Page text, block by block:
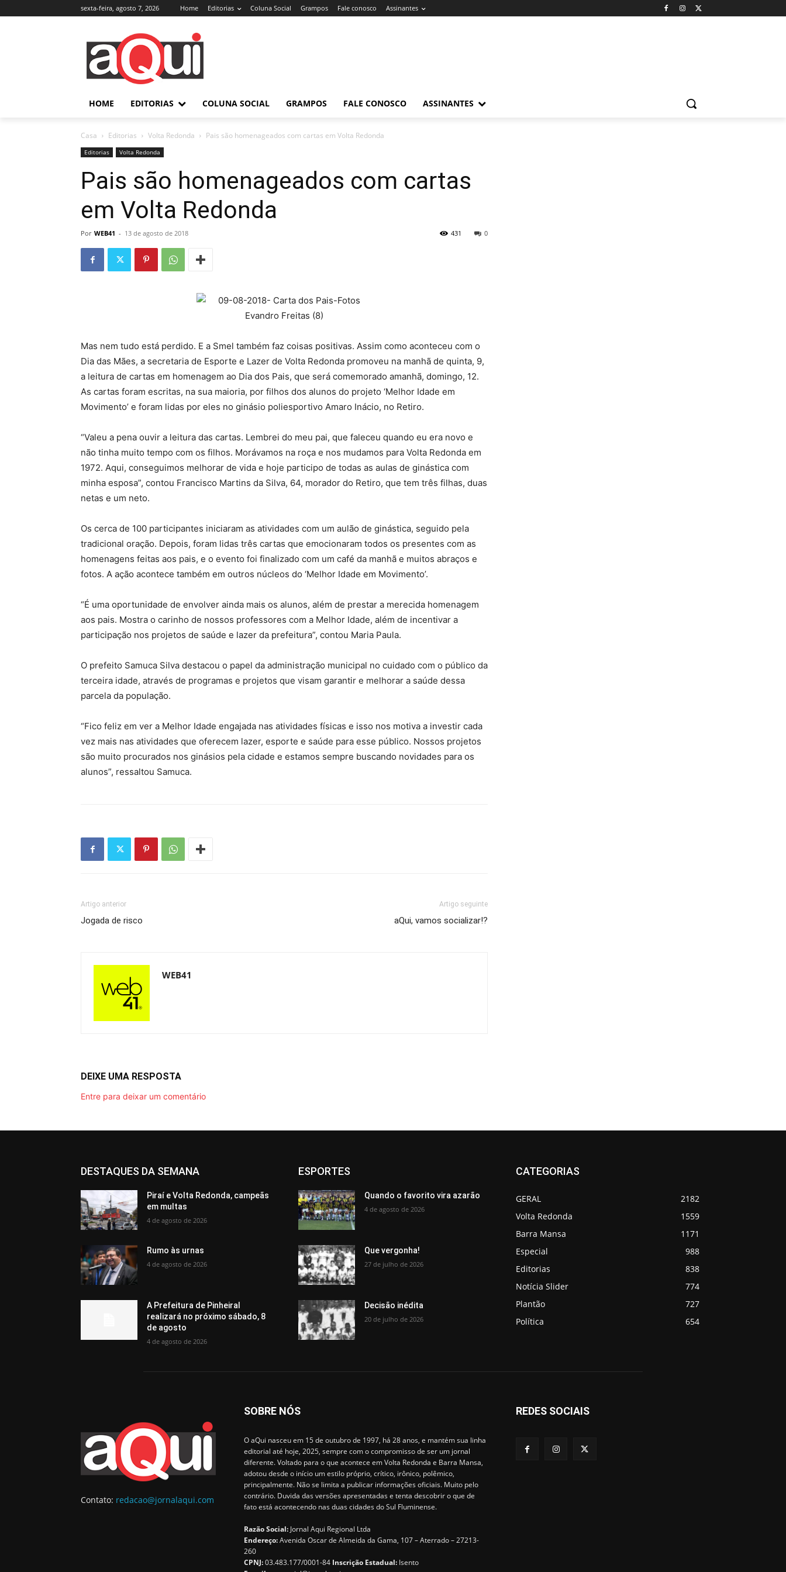
sexta-feira, agosto 7, 2026 Home Editorias Coluna Social Grampos Fale conosco Assinantes
HOME EDITORIAS COLUNA SOCIAL GRAMPOS FALE CONOSCO ASSINANTES
Casa Editorias Volta Redonda Pais são homenageados com cartas em Volta Redonda
Editorias Volta Redonda
Pais são homenageados com cartas
em Volta Redonda
Por WEB41 - 13 de agosto de 2018 0
431
Mas nem tudo está perdido. E a Smel também faz coisas positivas. Assim como aconteceu com o
Dia das Mães, a secretaria de Esporte e Lazer de Volta Redonda promoveu na manhã de quinta, 9,
a leitura de cartas em homenagem ao Dia dos Pais, que será comemorado amanhã, domingo, 12.
As cartas foram escritas, na sua maioria, por filhos dos alunos do projeto ‘Melhor Idade em
Movimento’ e foram lidas por eles no ginásio poliesportivo Amaro Inácio, no Retiro.
“Valeu a pena ouvir a leitura das cartas. Lembrei do meu pai, que faleceu quando eu era novo e
não tinha muito tempo com os filhos. Morávamos na roça e nos mudamos para Volta Redonda em
1972. Aqui, conseguimos melhorar de vida e hoje participo de todas as aulas de ginástica com
minha esposa”, contou Francisco Martins da Silva, 64, morador do Retiro, que tem três filhas, duas
netas e um neto.
Os cerca de 100 participantes iniciaram as atividades com um aulão de ginástica, seguido pela
tradicional oração. Depois, foram lidas três cartas que emocionaram todos os presentes com as
homenagens feitas aos pais, e o evento foi finalizado com um café da manhã e muitos abraços e
fotos. A ação acontece também em outros núcleos do ‘Melhor Idade em Movimento’.
“É uma oportunidade de envolver ainda mais os alunos, além de prestar a merecida homenagem
aos pais. Mostra o carinho de nossos professores com a Melhor Idade, além de incentivar a
participação nos projetos de saúde e lazer da prefeitura”, contou Maria Paula.
O prefeito Samuca Silva destacou o papel da administração municipal no cuidado com o público da
terceira idade, através de programas e projetos que visam garantir e melhorar a saúde dessa
parcela da população.
“Fico feliz em ver a Melhor Idade engajada nas atividades físicas e isso nos motiva a investir cada
vez mais nas atividades que oferecem lazer, esporte e saúde para esse público. Nossos projetos
são muito procurados nos ginásios pela cidade e estamos sempre buscando novidades para os
alunos”, ressaltou Samuca.
Artigo anterior
Jogada de risco
Artigo seguinte
aQui, vamos socializar!?
WEB41
DEIXE UMA RESPOSTA
Entre para deixar um comentário
DESTAQUES DA SEMANA
Piraí e Volta Redonda, campeãs
em multas
4 de agosto de 2026
Rumo às urnas
4 de agosto de 2026
A Prefeitura de Pinheiral
realizará no próximo sábado, 8
de agosto
4 de agosto de 2026
ESPORTES
Quando o favorito vira azarão
4 de agosto de 2026
Que vergonha!
27 de julho de 2026
Decisão inédita
20 de julho de 2026
CATEGORIAS
GERAL
2182
Volta Redonda
1559
Barra Mansa
1171
Especial
988
Editorias
838
Notícia Slider
774
Plantão
727
Política
654
Contato: redacao@jornalaqui.com
SOBRE NÓS
O aQui nasceu em 15 de outubro de 1997, há 28 anos, e mantém sua linha
editorial até hoje, 2025, sempre com o compromisso de ser um jornal
diferente. Voltado para o que acontece em Volta Redonda e Barra Mansa,
adotou desde o início um estilo próprio, crítico, irônico, polêmico,
principalmente. Não se limita a publicar informações oficiais. Muito pelo
contrário. Duvida das versões apresentadas e tenta descobrir o que de
fato está acontecendo nas duas cidades do Sul Fluminense.
Razão Social: Jornal Aqui Regional Ltda
Endereço:Avenida Oscar de Almeida da Gama, 107 – Aterrado – 27213-
260
CPNJ:03.483.177/0001-84 Inscrição Estadual: Isento
REDES SOCIAIS